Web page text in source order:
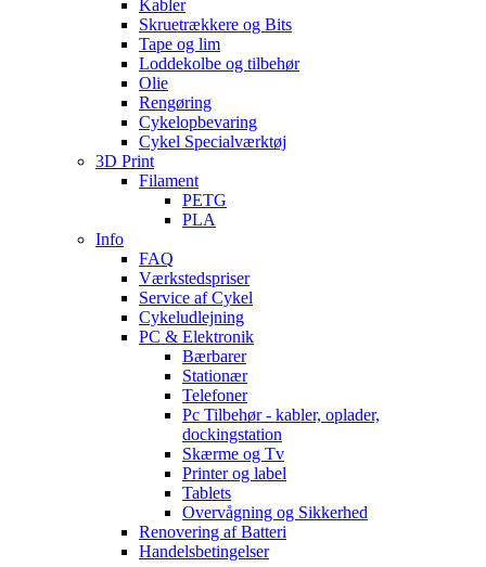
Kabler
Skruetrækkere og Bits
Tape og lim
Loddekolbe og tilbehør
Olie
Rengøring
Cykelopbevaring
Cykel Specialværktøj
3D Print
Filament
PETG
PLA
Info
FAQ
Værkstedspriser
Service af Cykel
Cykeludlejning
PC & Elektronik
Bærbarer
Stationær
Telefoner
Pc Tilbehør - kabler, oplader,
dockingstation
Skærme og Tv
Printer og label
Tablets
Overvågning og Sikkerhed
Renovering af Batteri
Handelsbetingelser